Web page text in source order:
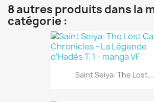
8 autres produits dans la
catégorie :
Saint Seiya: The Lost...